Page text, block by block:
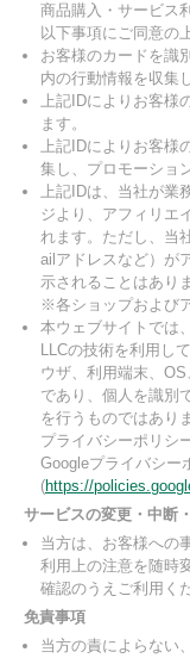
商品購入・サービス
以下事項にご同意の
お客様のカードを識
内の行動情報を収集
上記IDによりお客様
ます。
上記IDによりお客様
集し、プロモーショ
上記IDは、当社が業
ジより、アフィリエ
れます。ただし、当
ailアドレスなど）が
示されることはあり
※各ショップおよび
本ウェブサイトでは
LLCの技術を利用し
ウザ、利用端末、
であり、個人を識別
を行うものではあり
プライバシーポリシ
Googleプライバシー
(https://
サービスの変更・中断
当方は、お客様への
利用上の注意を随時
確認のうえご利用く
免責事項
当方の責によらない